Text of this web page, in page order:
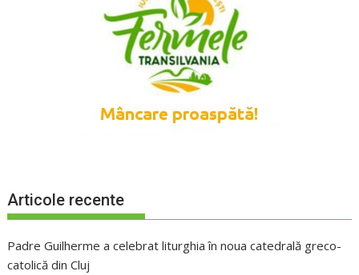
Articole recente
Padre Guilherme a celebrat liturghia în noua catedrală greco-
catolică din Cluj